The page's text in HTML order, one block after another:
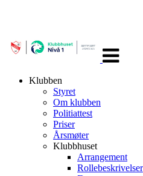
navigasjon
Klubben
Styret
Om klubben
Politiattest
Priser
Årsmøter
Klubbhuset
Arrangement
Rollebeskrivelser